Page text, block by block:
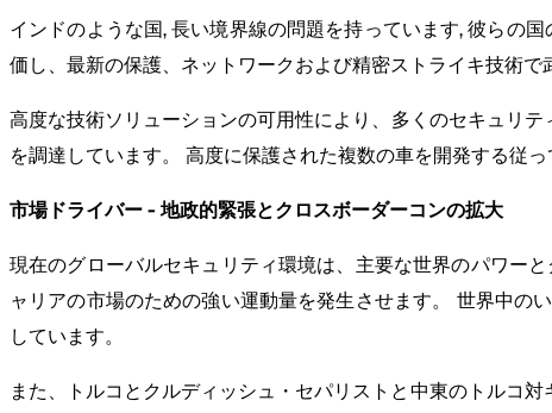
インドのような国, 長い境界線の問題を持っています, 彼らの
価し、最新の保護、ネットワークおよび精密ストライキ技術で
高度な技術ソリューションの可用性により、多くのセキュリ
を調達しています。 高度に保護された複数の車を開発する従
市場ドライバー - 地政的緊張とクロスボーダーコンの拡大
現在のグローバルセキュリティ環境は、主要な世界のパワー
ャリアの市場のための強い運動量を発生させます。 世界中の
しています。
また、トルコとクルディッシュ・セパリストと中東のトルコ